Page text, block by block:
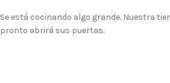
Se está cocinando algo grande. Nuestra
pronto abrirá sus puertas.